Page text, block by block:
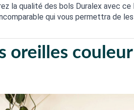
la qualité des bols Duralex avec
qui vous permettra de
oreilles